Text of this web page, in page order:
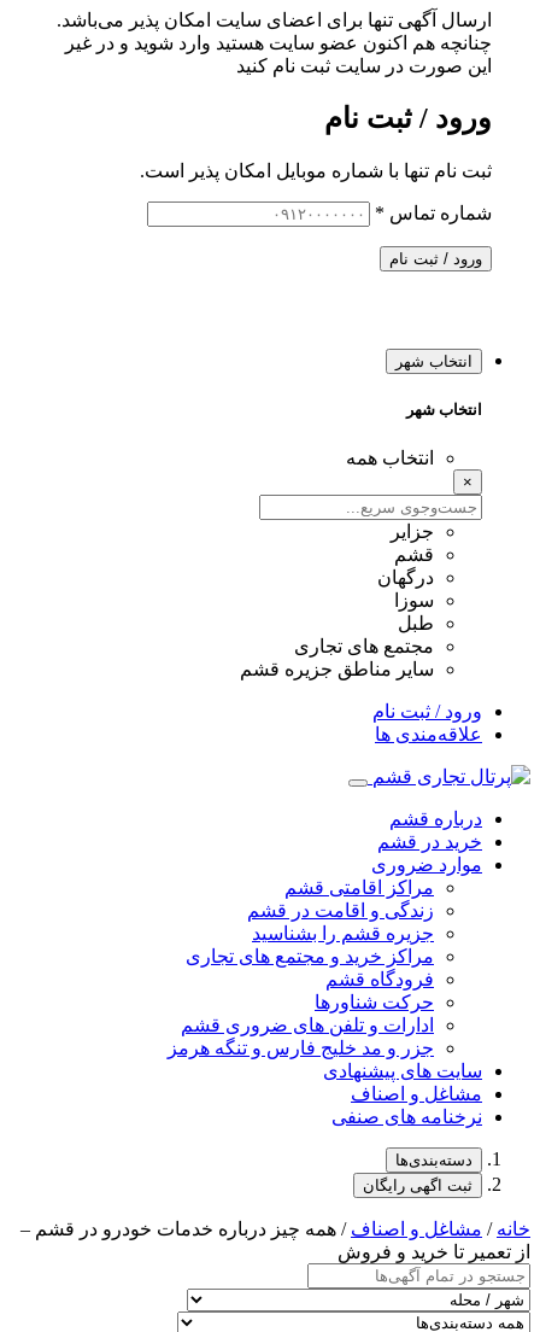
ارسال آگهی تنها برای اعضای سایت امکان پذیر می‌باشد.
چنانچه هم‌ اکنون عضو سایت هستید وارد شوید و در غیر
این صورت در سایت ثبت نام کنید
ورود / ثبت نام
ثبت نام تنها با شماره موبایل امکان پذیر است.
شماره تماس *
ورود / ثبت نام
انتخاب شهر
انتخاب شهر
انتخاب همه
×
جزایر
قشم
درگهان
سوزا
طبل
مجتمع های تجاری
سایر مناطق جزیره قشم
ورود / ثبت نام
علاقه‌مندی ها
درباره قشم
خرید در قشم
موارد ضروری
مراکز اقامتی قشم
زندگی و اقامت در قشم
جزیره قشم را بشناسید
مراکز خرید و مجتمع های تجاری
فرودگاه قشم
حرکت شناورها
ادارات و تلفن های ضروری قشم
جزر و مد خلیج فارس و تنگه هرمز
سایت های پیشنهادی
مشاغل و اصناف
نرخنامه های صنفی
دسته‌بندی‌ها
ثبت اگهی رایگان
خانه / مشاغل و اصناف / همه چیز درباره خدمات خودرو در قشم –
از تعمیر تا خرید و فروش